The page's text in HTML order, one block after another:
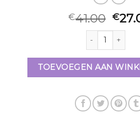
€41.00 €
handtas
TOEVOEGEN AAN